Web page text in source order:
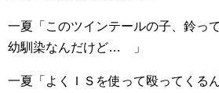
一夏「このツインテールの子、鈴っ
幼馴染なんだけど… 」
一夏「よくＩＳを使って殴ってくる